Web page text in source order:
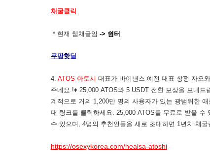
채굴클릭
* 현재 웹채굴임 -> 쉼터
쿠팡핫딜
4. ATOS 아토시 대표가 바이낸스 예전 대표 창펑 자오
주네요.!♦ 25,000 ATOS와 5 USDT 전환 보상을 보내
계적으로 거의 1,200만 명의 사용자가 있는 광범위한
대 링크를 클릭하세요. 25,000 ATOS를 무료로 받을
수 있으며, 4명의 추천인들을 새로 초대하면 1년치 채
https://osexykorea.com/healsa-atoshi